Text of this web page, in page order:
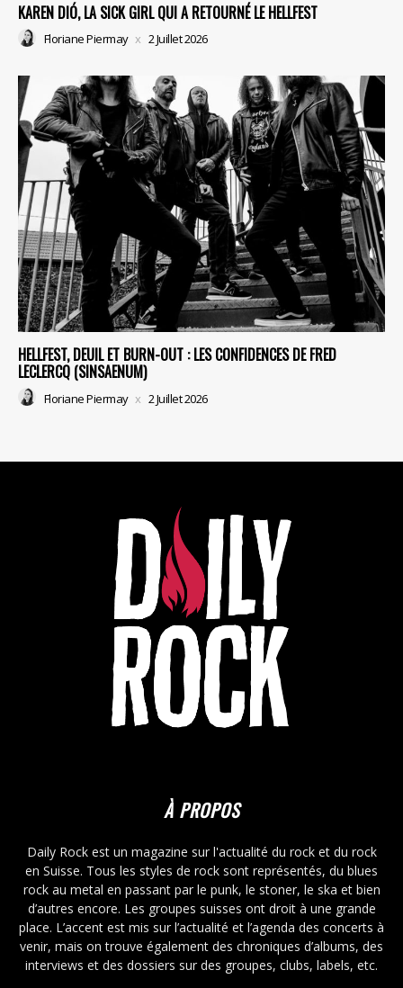
KAREN DIÓ, LA SICK GIRL QUI A RETOURNÉ LE HELLFEST
Floriane Piermay 2 Juillet 2026
HELLFEST, DEUIL ET BURN-OUT : LES CONFIDENCES DE FRED
LECLERCQ (SINSAENUM)
Floriane Piermay 2 Juillet 2026
À PROPOS
Daily Rock est un magazine sur l'actualité du rock et du rock
en Suisse. Tous les styles de rock sont représentés, du blues
rock au metal en passant par le punk, le stoner, le ska et bien
d’autres encore. Les groupes suisses ont droit à une grande
place. L’accent est mis sur l’actualité et l’agenda des concerts à
venir, mais on trouve également des chroniques d’albums, des
interviews et des dossiers sur des groupes, clubs, labels, etc.